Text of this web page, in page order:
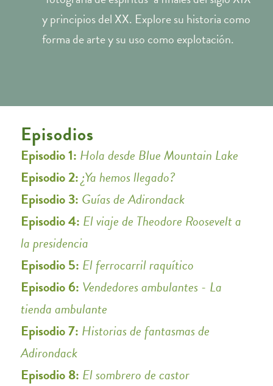
y principios del XX. Explore su historia como
forma de arte y su uso como explotación.
Episodios
Episodio 1: Hola desde Blue Mountain Lake
Episodio 2:¿Ya hemos llegado?
Episodio 3: Guías de Adirondack
Episodio 4: El viaje de Theodore Roosevelt a
la presidencia
Episodio 5: El ferrocarril raquítico
Episodio 6: Vendedores ambulantes - La
tienda ambulante
Episodio 7: Historias de fantasmas de
Adirondack
Episodio 8: El sombrero de castor